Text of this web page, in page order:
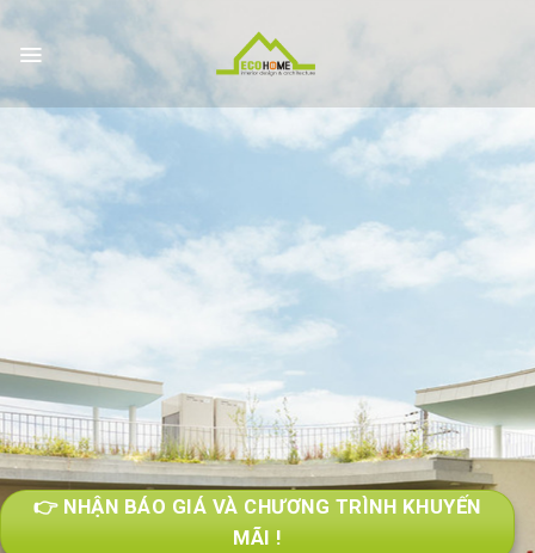
to
content
👉 NHẬN BÁO GIÁ VÀ CHƯƠNG TRÌNH KHUYẾN
MÃI !